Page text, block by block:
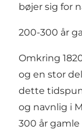
bøjer sig for
200-300 år
Omkring
og en stor
dette
og navnlig i
300 år